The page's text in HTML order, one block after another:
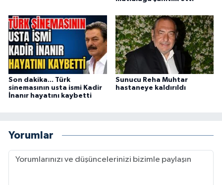
Son dakika... Türk
sinemasının usta ismi Kadir
İnanır hayatını kaybetti
Sunucu Reha Muhtar
hastaneye kaldırıldı
Yorumlar